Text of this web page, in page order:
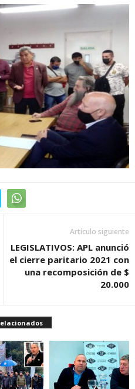
Artículo siguiente
LEGISLATIVOS: APL anunció
el cierre paritario 2021 con
una recomposición de $
20.000